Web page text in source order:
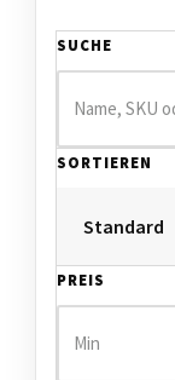
SUCHE
SORTIEREN
PREIS